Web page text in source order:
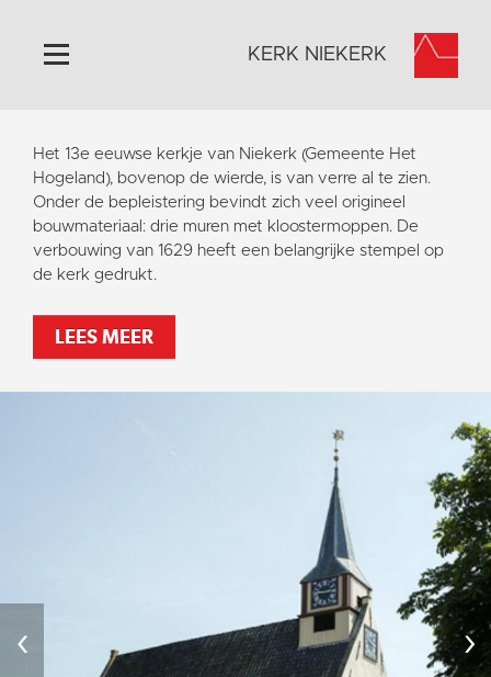
Home
Algemeen
Historie
Omgeving
Activiteiten
Steun ons
Contact
Vaktaal
KERK NIEKERK
Het 13e eeuwse kerkje van Niekerk (Gemeente Het
Hogeland), bovenop de wierde, is van verre al te zien.
Onder de bepleistering bevindt zich veel origineel
bouwmateriaal: drie muren met kloostermoppen. De
verbouwing van 1629 heeft een belangrijke stempel op
de kerk gedrukt.
LEES MEER
‹ ›